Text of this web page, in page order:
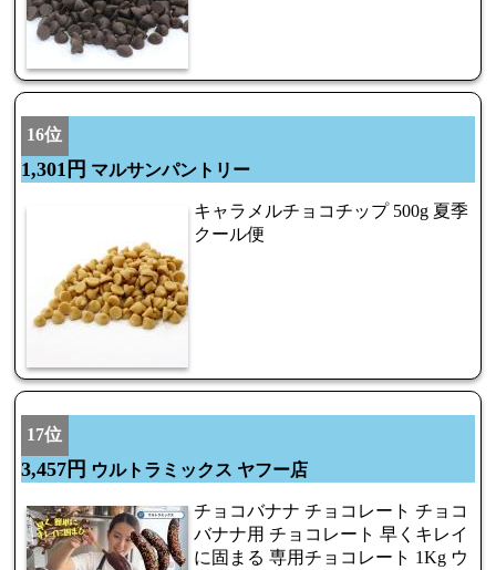
16位
1,301円 マルサンパントリー
キャラメルチョコチップ 500g 夏季
クール便
17位
3,457円 ウルトラミックス ヤフー店
チョコバナナ チョコレート チョコ
バナナ用 チョコレート 早くキレイ
に固まる 専用チョコレート 1Kg ウ